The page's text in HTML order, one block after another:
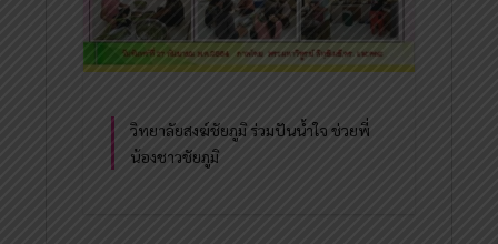
วิทยาลัยสงฆ์ชัยภูมิ ร่วมปันน้ำใจ ช่วยพี่
น้องชาวชัยภูมิ